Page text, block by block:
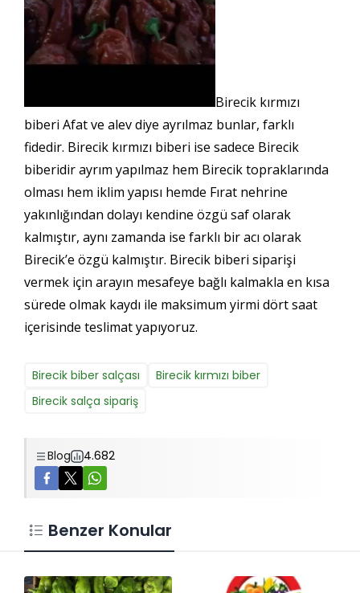
Birecik kırmızı
biberi Afat ve alev diye ayrılmaz bunlar, farklı
fidedir. Birecik kırmızı biberi ise sadece Birecik
biberidir ayrım yapılmaz hem Birecik topraklarında
olması hem iklim yapısı hemde Fırat nehrine
yakınlığından dolayı kendine özgü saf olarak
kalmıştır, aynı zamanda ise farklı bir acı olarak
Birecik’e özgü kalmıştır. Birecik biberi siparişi
vermek için arayın mesafeye bağlı kalmakla en kısa
sürede olmak kaydı ile maksimum yirmi dört saat
içerisinde teslimat yapıyoruz.
Birecik biber salçası
Birecik kırmızı biber
Birecik salça sipariş
Blog 4.682
Benzer Konular